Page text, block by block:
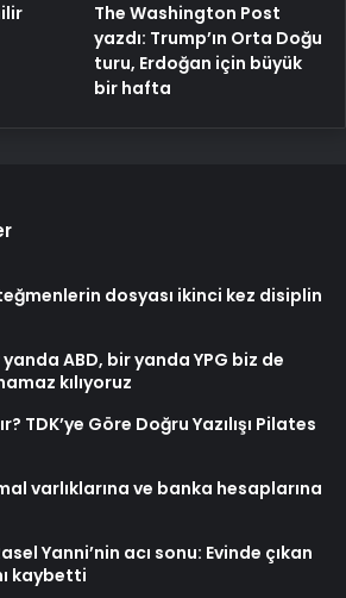
The Washington Post
yazdı: Trump’ın Orta Doğu
turu, Erdoğan için büyük
bir hafta
dosyası ikinci kez disiplin
ABD, bir yanda YPG biz de
kılıyoruz
TDK’ye Göre Doğru Yazılışı Pilates
varlıklarına ve banka hesaplarına
Yanni’nin acı sonu: Evinde çıkan
kaybetti